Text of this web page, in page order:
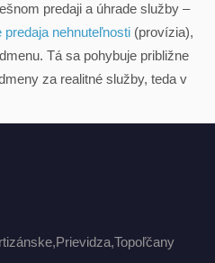
predaji a úhrade služby –
nehnuteľnosti (provízia),
Tá sa pohybuje približne
za realitné služby, teda v